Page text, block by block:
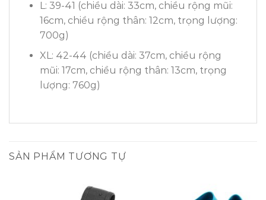
L: 39-41 (chiều dài: 33cm, chiều rộng mũi:
16cm, chiều rộng thân: 12cm, trọng lượng:
700g)
XL: 42-44 (chiều dài: 37cm, chiều rộng
mũi: 17cm, chiều rộng thân: 13cm, trọng
lượng: 760g)
SẢN PHẨM TƯƠNG TỰ